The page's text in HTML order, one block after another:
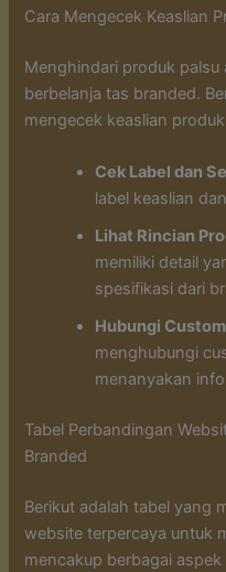
Cara Mengecek Keaslian
Menghindari produk
berbelanja tas branded.
mengecek keaslian
Cek Label dan
label keaslian
Lihat Rincian
memiliki detail
spesifikasi dari
Hubungi
menghubungi
menanyakan
Tabel Perbandingan
Branded
Berikut adalah tabel yang
website terpercaya untuk
mencakup berbagai